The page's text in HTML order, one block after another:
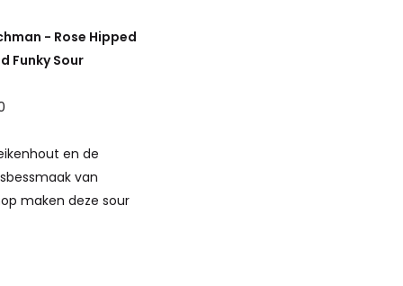
- Rose Hipped
Funky Sour
en de
van
maken deze sour